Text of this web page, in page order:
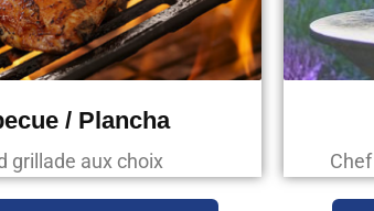
/ Plancha
grillade aux choix